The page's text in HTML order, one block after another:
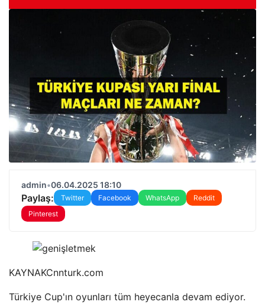
admin•06.04.2025 18:10
Paylaş: Twitter Facebook WhatsApp
Reddit
Pinterest
KAYNAKCnnturk.com
Türkiye Cup'ın oyunları tüm heyecanla devam ediyor.